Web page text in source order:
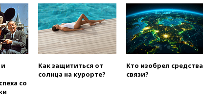
вчера, 20:30Лидию Невзорову
заочно арестовали по делу о
финансировании
экстремизма
вчера, 20:20Суд США
строительство бального зала в
Белом доме
со
Как защититься от
солнца на курорте?
Кто изобрел средства
связи?